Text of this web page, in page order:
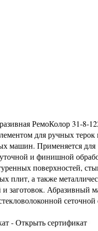
РемоКолор 31-8-
для ручных терок
машин. Применяется для
и финишной
поверхностей,
плит, а также
и заготовок. Абразивный
сеточной
- Открыть сертификат